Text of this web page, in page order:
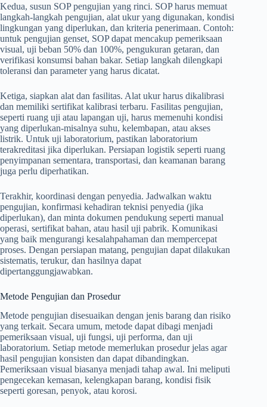
Kedua, susun SOP pengujian yang rinci. SOP harus memuat
langkah-langkah pengujian, alat ukur yang digunakan, kondisi
lingkungan yang diperlukan, dan kriteria penerimaan. Contoh:
untuk pengujian genset, SOP dapat mencakup pemeriksaan
visual, uji beban 50% dan 100%, pengukuran getaran, dan
verifikasi konsumsi bahan bakar. Setiap langkah dilengkapi
toleransi dan parameter yang harus dicatat.
Ketiga, siapkan alat dan fasilitas. Alat ukur harus dikalibrasi
dan memiliki sertifikat kalibrasi terbaru. Fasilitas pengujian,
seperti ruang uji atau lapangan uji, harus memenuhi kondisi
yang diperlukan-misalnya suhu, kelembapan, atau akses
listrik. Untuk uji laboratorium, pastikan laboratorium
terakreditasi jika diperlukan. Persiapan logistik seperti ruang
penyimpanan sementara, transportasi, dan keamanan barang
juga perlu diperhatikan.
Terakhir, koordinasi dengan penyedia. Jadwalkan waktu
pengujian, konfirmasi kehadiran teknisi penyedia (jika
diperlukan), dan minta dokumen pendukung seperti manual
operasi, sertifikat bahan, atau hasil uji pabrik. Komunikasi
yang baik mengurangi kesalahpahaman dan mempercepat
proses. Dengan persiapan matang, pengujian dapat dilakukan
sistematis, terukur, dan hasilnya dapat
dipertanggungjawabkan.
Metode Pengujian dan Prosedur
Metode pengujian disesuaikan dengan jenis barang dan risiko
yang terkait. Secara umum, metode dapat dibagi menjadi
pemeriksaan visual, uji fungsi, uji performa, dan uji
laboratorium. Setiap metode memerlukan prosedur jelas agar
hasil pengujian konsisten dan dapat dibandingkan.
Pemeriksaan visual biasanya menjadi tahap awal. Ini meliputi
pengecekan kemasan, kelengkapan barang, kondisi fisik
seperti goresan, penyok, atau korosi.